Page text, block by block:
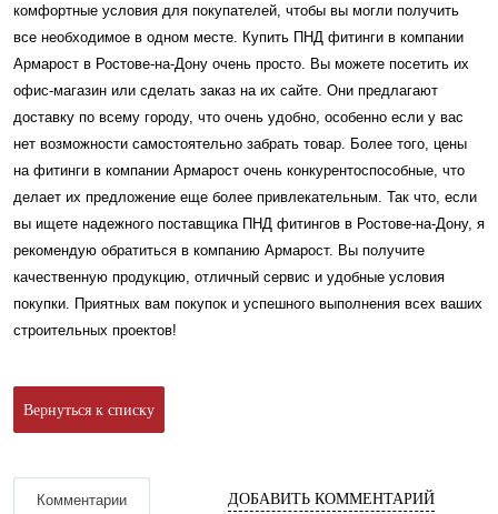
комфортные условия для покупателей, чтобы вы могли получить
все необходимое в одном месте. Купить ПНД фитинги в компании
Армарост в Ростове-на-Дону очень просто. Вы можете посетить их
офис-магазин или сделать заказ на их сайте. Они предлагают
доставку по всему городу, что очень удобно, особенно если у вас
нет возможности самостоятельно забрать товар. Более того, цены
на фитинги в компании Армарост очень конкурентоспособные, что
делает их предложение еще более привлекательным. Так что, если
вы ищете надежного поставщика ПНД фитингов в Ростове-на-Дону, я
рекомендую обратиться в компанию Армарост. Вы получите
качественную продукцию, отличный сервис и удобные условия
покупки. Приятных вам покупок и успешного выполнения всех ваших
строительных проектов!
Вернуться к списку
Комментарии ДОБАВИТЬ КОММЕНТАРИЙ